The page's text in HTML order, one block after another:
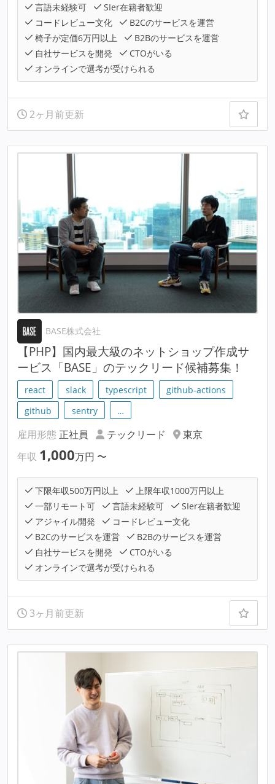
言語未経験可
SIer在籍者歓迎
コードレビュー文化
B2Cのサービスを運営
椅子が定価6万円以上
B2Bのサービスを運営
自社サービスを開発
CTOがいる
オンラインで選考が受けられる
2ヶ月前更新
BASE株式会社
【PHP】国内最大級のネットショップ作成サ
ービス「BASE」のテックリード候補募集！
react slack typescript
github-actions
github
sentry …
雇用形態 正社員 テックリード
東京
年収 1,000万円 〜
下限年収500万円以上
上限年収1000万円以上
一部リモート可
言語未経験可
SIer在籍者歓迎
アジャイル開発
コードレビュー文化
B2Cのサービスを運営
B2Bのサービスを運営
自社サービスを開発
CTOがいる
オンラインで選考が受けられる
3ヶ月前更新